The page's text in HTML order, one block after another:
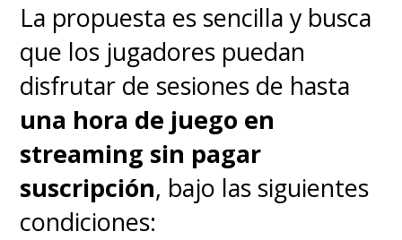
La propuesta es sencilla y busca
que los jugadores puedan
disfrutar de sesiones de hasta
una hora de juego en
streaming sin pagar
suscripción, bajo las siguientes
condiciones: